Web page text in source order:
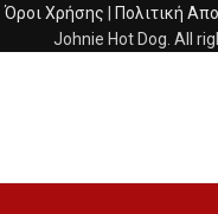
Όροι Χρήσης | Πολιτική
Johnie Hot Dog. All